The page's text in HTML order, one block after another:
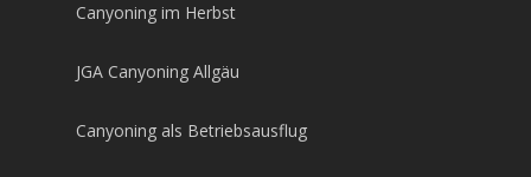
Canyoning im Herbst
JGA Canyoning Allgäu
Canyoning als Betriebsausflug